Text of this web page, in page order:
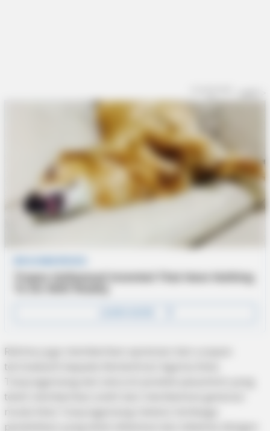
Rahma juga memberikan apresiasi dan ucapan
terimakasih kepada Kementrian Agama Kota
Tanjungpinang dan seluruh pondok pesantren yang
telah memberikan andil dan membentuk generasi
muda Kota Tanjungpinang melalui lembaga
pendidikan yang telah dibentuk dan dikelola dengan